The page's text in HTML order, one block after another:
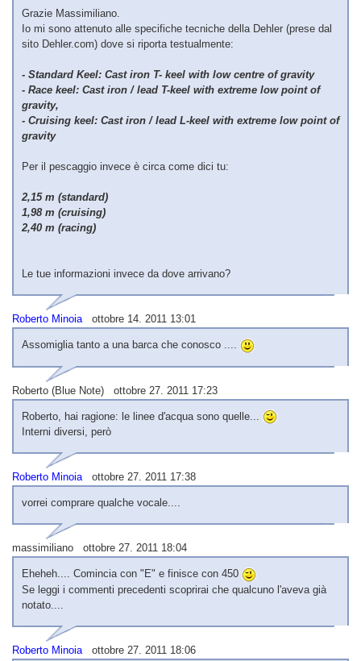
Grazie Massimiliano.
Io mi sono attenuto alle specifiche tecniche della Dehler (prese dal
sito Dehler.com) dove si riporta testualmente:
- Standard Keel: Cast iron T- keel with low centre of gravity
- Race keel: Cast iron / lead T-keel with extreme low point of
gravity,
- Cruising keel: Cast iron / lead L-keel with extreme low point of
gravity
Per il pescaggio invece è circa come dici tu:
2,15 m (standard)
1,98 m (cruising)
2,40 m (racing)
Le tue informazioni invece da dove arrivano?
Roberto Minoia ottobre 14. 2011 13:01
Assomiglia tanto a una barca che conosco ....
Roberto (Blue Note) ottobre 27. 2011 17:23
Roberto, hai ragione: le linee d'acqua sono quelle...
Interni diversi, però
Roberto Minoiaottobre 27. 2011 17:38
vorrei comprare qualche vocale....
massimiliano ottobre 27. 2011 18:04
Eheheh.... Comincia con "E" e finisce con 450
Se leggi i commenti precedenti scoprirai che qualcuno l'aveva già
notato....
Roberto Minoia ottobre 27. 2011 18:06